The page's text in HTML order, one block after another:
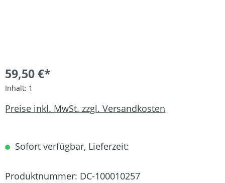
59,50 €*
Inhalt: 1
Preise inkl. MwSt. zzgl. Versandkosten
Sofort verfügbar, Lieferzeit:
Produktnummer: DC-100010257